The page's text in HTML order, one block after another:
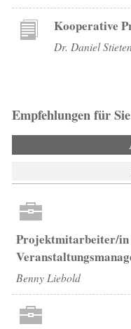
Kooperative
Dr. Daniel
Empfehlungen für Sie
Projektmitarbeiter/in
Benny Liebold